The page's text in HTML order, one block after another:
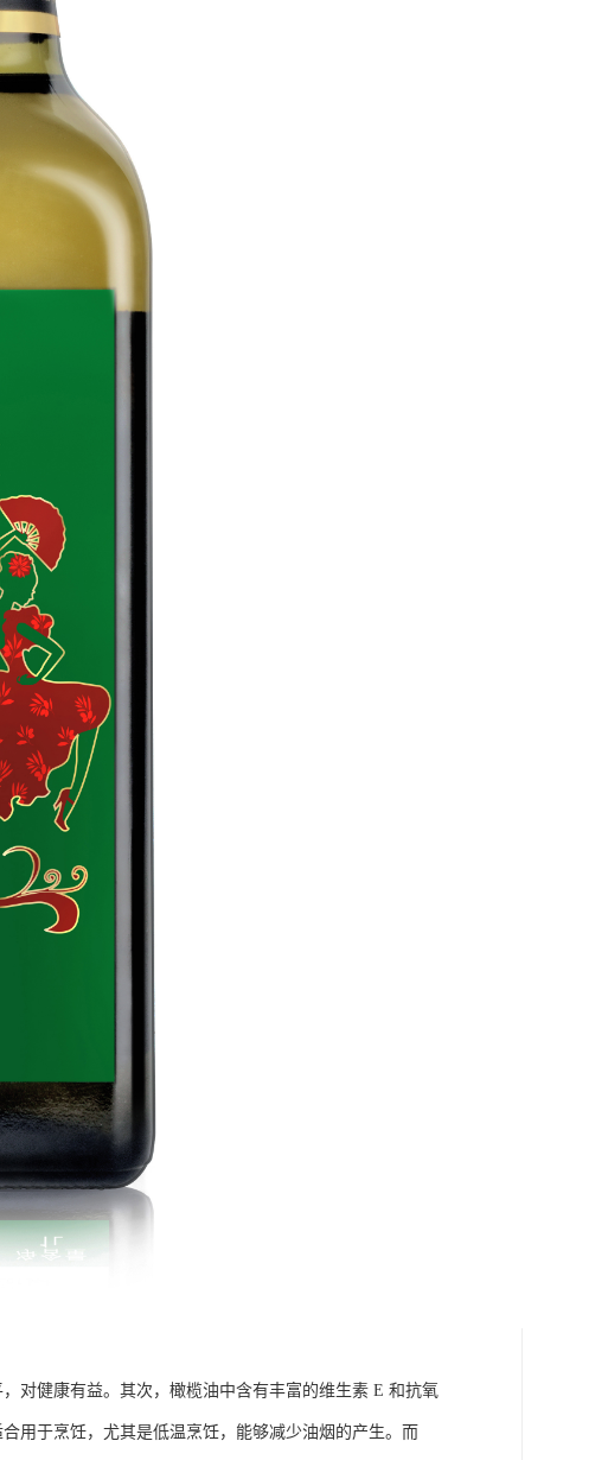
对健康有益。其次，橄榄油中含有丰富的维生素 E 和抗氧
用于烹饪，尤其是低温烹饪，能够减少油烟的产生。而